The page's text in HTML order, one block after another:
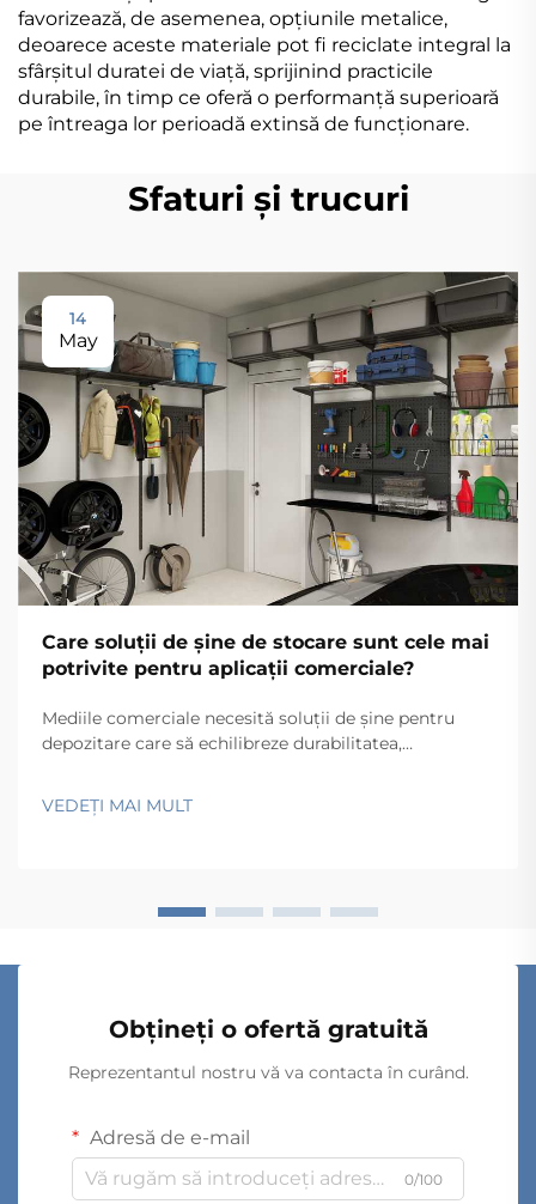
favorizează, de asemenea, opțiunile metalice,
deoarece aceste materiale pot fi reciclate integral la
sfârșitul duratei de viață, sprijinind practicile
durabile, în timp ce oferă o performanță superioară
pe întreaga lor perioadă extinsă de funcționare.
Sfaturi și trucuri
14
May
Care soluții de șine de stocare sunt cele mai
potrivite pentru aplicații comerciale?
Mediile comerciale necesită soluții de șine pentru
depozitare care să echilibreze durabilitatea,
operaționale specifice. Indiferent dacă este vorba de
VEDEȚI MAI MULT
Obțineți o ofertă gratuită
Reprezentantul nostru vă va contacta în curând.
Adresă de e-mail
0/100